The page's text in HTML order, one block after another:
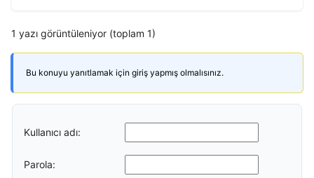
1 yazı görüntüleniyor (toplam 1)
Bu konuyu yanıtlamak için giriş yapmış olmalısınız.
Kullanıcı adı:
Parola: